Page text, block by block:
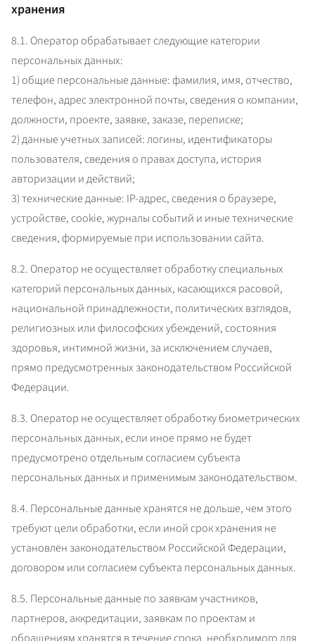
хранения
8.1. Оператор обрабатывает следующие категории
персональных данных:
1) общие персональные данные: фамилия, имя, отчество,
телефон, адрес электронной почты, сведения о компании,
должности, проекте, заявке, заказе, переписке;
2) данные учетных записей: логины, идентификаторы
пользователя, сведения о правах доступа, история
авторизации и действий;
3) технические данные: IP-адрес, сведения о браузере,
устройстве, cookie, журналы событий и иные технические
сведения, формируемые при использовании сайта.
8.2. Оператор не осуществляет обработку специальных
категорий персональных данных, касающихся расовой,
национальной принадлежности, политических взглядов,
религиозных или философских убеждений, состояния
здоровья, интимной жизни, за исключением случаев,
прямо предусмотренных законодательством Российской
Федерации.
8.3. Оператор не осуществляет обработку биометрических
персональных данных, если иное прямо не будет
предусмотрено отдельным согласием субъекта
персональных данных и применимым законодательством.
8.4. Персональные данные хранятся не дольше, чем этого
требуют цели обработки, если иной срок хранения не
установлен законодательством Российской Федерации,
договором или согласием субъекта персональных данных.
8.5. Персональные данные по заявкам участников,
партнеров, аккредитации, заявкам по проектам и